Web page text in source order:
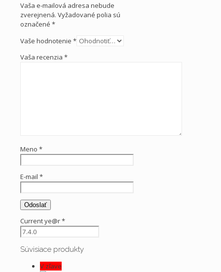
Vaša e-mailová adresa nebude
zverejnená. Vyžadované polia sú
označené *
Vaše hodnotenie *
Vaša recenzia *
Meno *
E-mail *
Current ye@r*
Súvisiace produkty
V zľave